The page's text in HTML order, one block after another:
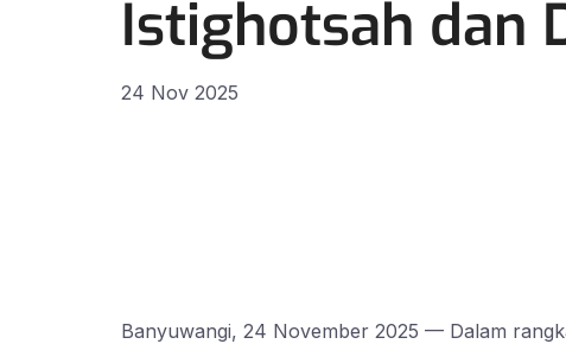
Istighotsah dan
24 Nov 2025
Banyuwangi, 24 November 2025 — Dalam